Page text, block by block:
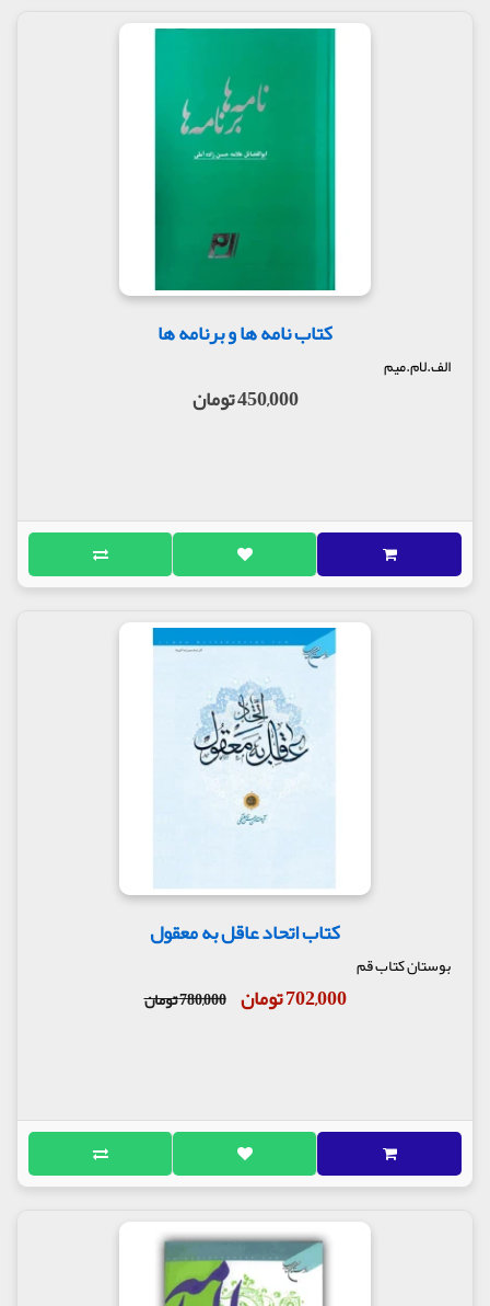
کتاب نامه ها و برنامه ها
الف.لام.میم
450,000 تومان
کتاب اتحاد عاقل به معقول
بوستان کتاب قم
702,000 تومان 780,000 تومان